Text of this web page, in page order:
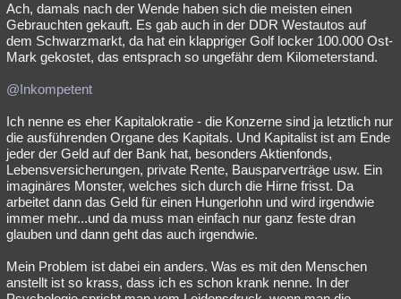
Ach, damals nach der Wende haben sich die meisten einen
Gebrauchten gekauft. Es gab auch in der DDR Westautos auf
dem Schwarzmarkt, da hat ein klappriger Golf locker 100.000 Ost-
Mark gekostet, das entsprach so ungefähr dem Kilometerstand.
@Inkompetent
Ich nenne es eher Kapitalokratie - die Konzerne sind ja letztlich nur
die ausführenden Organe des Kapitals. Und Kapitalist ist am Ende
jeder der Geld auf der Bank hat, besonders Aktienfonds,
Lebensversicherungen, private Rente, Bausparverträge usw. Ein
imaginäres Monster, welches sich durch die Hirne frisst. Da
arbeitet dann das Geld für einen Hungerlohn und wird irgendwie
immer mehr...und da muss man einfach nur ganz feste dran
glauben und dann geht das auch irgendwie.
Mein Problem ist dabei ein anders. Was es mit den Menschen
anstellt ist so krass, dass ich es schon krank nenne. In der